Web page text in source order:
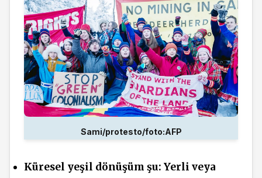
Sami/protesto/foto:AFP
Küresel yeşil dönüşüm şu: Yerli veya